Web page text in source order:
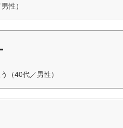
性）
（40代／男性）